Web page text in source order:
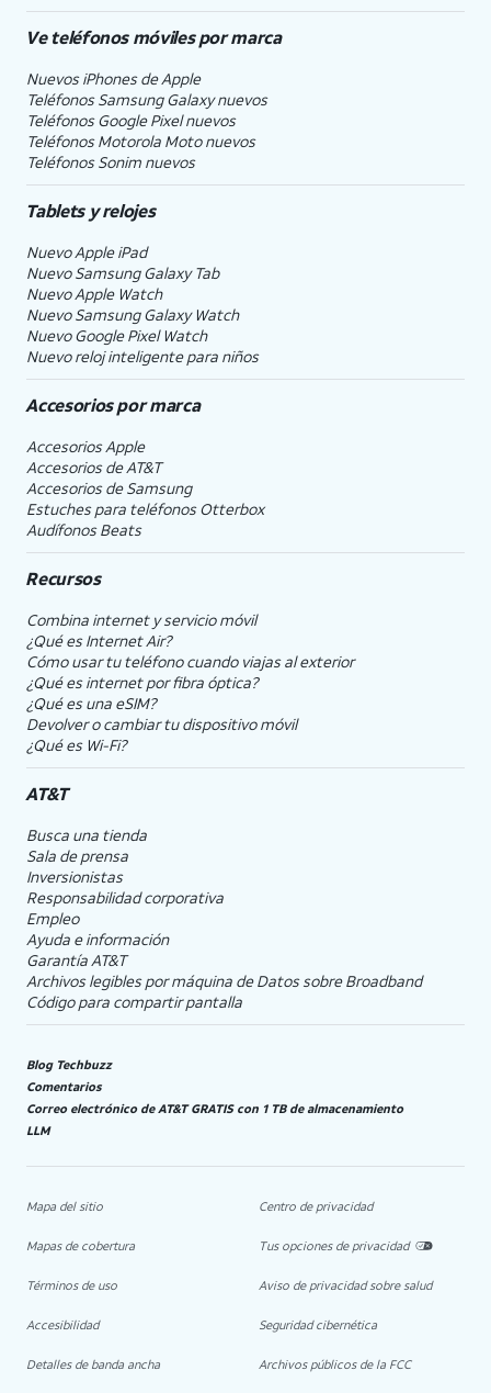
Ve teléfonos móviles por marca
Nuevos iPhones de Apple
Teléfonos Samsung Galaxy nuevos
Teléfonos Google Pixel nuevos
Teléfonos Motorola Moto nuevos
Teléfonos Sonim nuevos
Tablets y relojes
Nuevo Apple iPad
Nuevo Samsung Galaxy Tab
Nuevo Apple Watch
Nuevo Samsung Galaxy Watch
Nuevo Google Pixel Watch
Nuevo reloj inteligente para niños
Accesorios por marca
Accesorios Apple
Accesorios deAT&T
Accesorios de Samsung
Estuches para teléfonos Otterbox
Audífonos Beats
Recursos
Combina internet y servicio móvil
¿Qué es Internet Air?
Cómo usar tu teléfono cuando viajas al exterior
¿Qué es internet por fibra óptica?
¿Qué es una eSIM?
Devolver o cambiar tu dispositivo móvil
¿Qué es Wi-Fi?
AT&T
Busca una tienda
Sala de prensa
Inversionistas
Responsabilidad corporativa
Empleo
Ayuda e información
Garantía AT&T
Archivos legibles por máquina de Datos sobre Broadband
Código para compartir pantalla
Blog Techbuzz
Comentarios
Correo electrónico de AT&T GRATIS con 1 TB de almacenamiento
LLM
Mapa del sitio
Mapas de cobertura
Términos de uso
Accesibilidad
Detalles de banda ancha
Centro de privacidad
Tus opciones de privacidad
Aviso de privacidad sobre salud
Seguridad cibernética
Archivos públicos de la FCC